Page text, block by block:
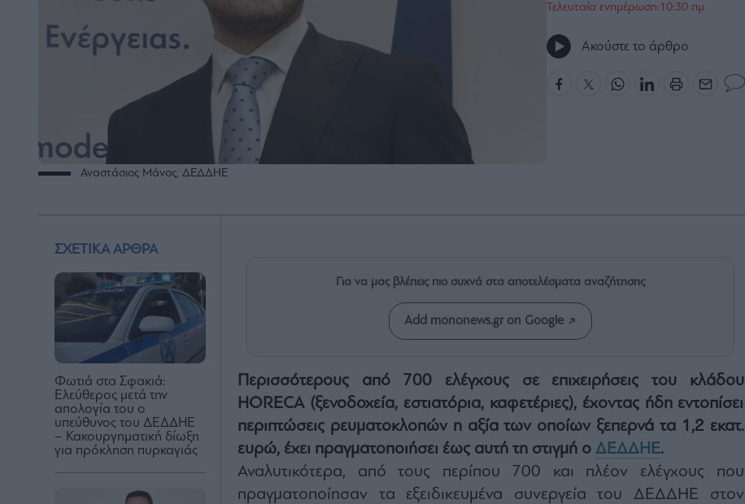
Τελευταία ενημέρωση:10:30 πμ
Ακούστε το άρθρο
Αναστάσιος Μάνος, ΔΕΔΔΗΕ
ΣΧΕΤΙΚΑ ΑΡΘΡΑ
Φωτιά στα Σφακιά:
Ελεύθερος μετά την
απολογία του ο
υπεύθυνος του ΔΕΔΔΗΕ
– Κακουργηματική δίωξη
για πρόκληση πυρκαγιάς
Για να μας βλέπεις πιο συχνά στα αποτελέσματα αναζήτησης
Add mononews.gr on Google
Περισσότερους από 700 ελέγχους σε επιχειρήσεις του κλάδου
HORECA (ξενοδοχεία, εστιατόρια, καφετέριες), έχοντας ήδη εντοπίσει
περιπτώσεις ρευματοκλοπών η αξία των οποίων ξεπερνά τα 1,2 εκατ.
ευρώ, έχει πραγματοποιήσει έως αυτή τη στιγμή οΔΕΔΔΗΕ.
Αναλυτικότερα, από τους περίπου 700 και πλέον ελέγχους που
πραγματοποίησαν τα εξειδικευμένα συνεργεία του ΔΕΔΔΗΕ στον